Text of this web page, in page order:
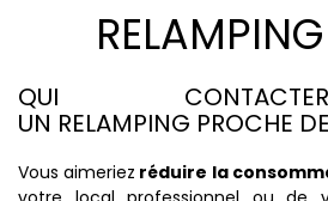
QUI
UN RELAMPING PROCHE
Vous aimeriez réduire la